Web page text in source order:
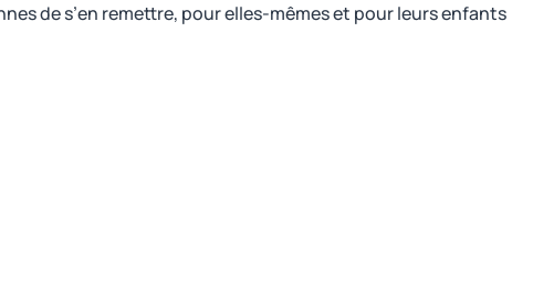
de s’en remettre, pour elles-mêmes et pour leurs enfants